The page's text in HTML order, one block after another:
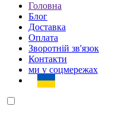
Головна
Блог
Доставка
Оплата
Зворотній зв'язок
Контакти
ми у соцмережах